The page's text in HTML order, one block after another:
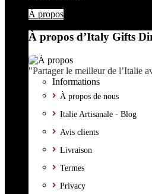
À propos
À propos d’Italy Gifts
"Partager le meilleur de l’Italie
Informations
À propos de nous
Italie Artisanale - Blog
Avis clients
Livraison
Termes
Privacy